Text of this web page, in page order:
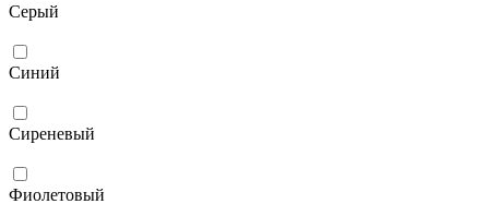
Серый
Синий
Сиреневый
Фиолетовый